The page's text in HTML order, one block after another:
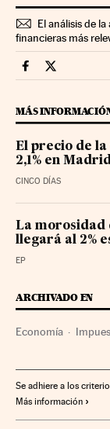
El análisis de
financieras más
EconomiaEconomia
MÁS
El precio de la
2,1% en
CINCO DÍAS
La morosidad
llegará al 2%
EP
ARCHIVADO EN
Economía
Hipotecas
Finanzas
Se adhiere a los
Más información